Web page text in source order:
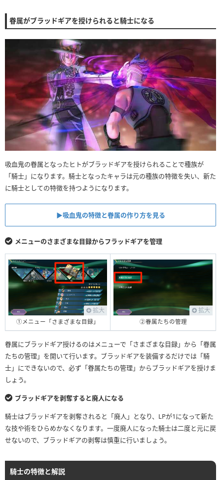
眷属がブラッドギアを授けられると騎士になる
吸血鬼の眷属となったヒトがブラッドギアを授けられることで種族が
「騎士」になります。騎士となったキャラは元の種族の特徴を失い、新た
に騎士としての特徴を持つようになります。
▶︎吸血鬼の特徴と眷属の作り方を見る
メニューのさまざまな目録からフラッドギアを管理
拡大
①メニュー「さまざまな目録」
拡大
②眷属たちの管理
眷属にブラッドギア授けるのはメニューで「さまざまな目録」から「眷属
たちの管理」を開いて行います。ブラッドギアを装備するだけでは「騎
士」にできないので、必ず「眷属たちの管理」からブラッドギアを授けま
しょう。
ブラッドギアを剥奪すると廃人になる
騎士はブラッドギアを剥奪されると「廃人」となり、LPが1になって新た
な技や術をひらめかなくなります。一度廃人になった騎士は二度と元に戻
せないので、ブラッドギアの剥奪は慎重に行いましょう。
騎士の特徴と解説